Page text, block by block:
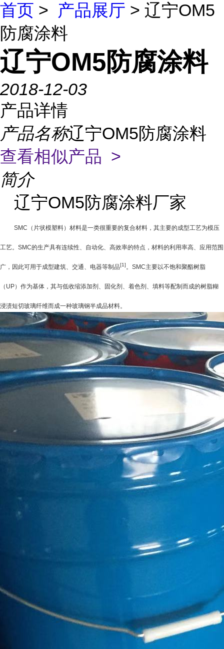
首页 > 产品展厅 > 辽宁OM5
防腐涂料
辽宁OM5防腐涂料
2018-12-03
产品详情
产品名称辽宁OM5防腐涂料
查看相似产品 >
简介
辽宁OM5防腐涂料厂家
SMC （片状模塑料）材料是一类很重要的复合材料，其主要的成型工艺为模压
工艺。 SMC的生产具有连续性、自动化、高效率的特点，材料的利用率高、应用范围
广，因此可用于成型建筑、交通、电器等制品[1]。 SMC主要以不饱和聚酯树脂
（ UP）作为基体，其与低收缩添加剂、固化剂、着色剂、填料等配制而成的树脂糊
浸渍短切玻璃纤维而成一种玻璃钢半成品材料。